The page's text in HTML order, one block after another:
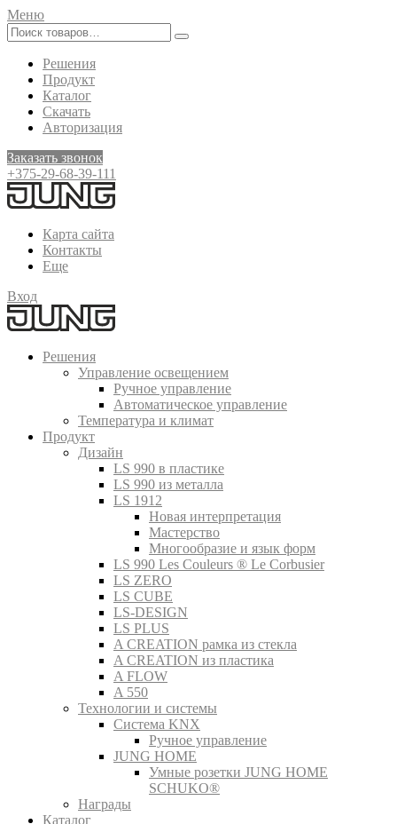
Меню
Решения
Продукт
Каталог
Скачать
Авторизация
Заказать звонок
+375-29-68-39-111
Карта сайта
Контакты
Еще
Вход
Решения
Управление освещением
Ручное управление
Автоматическое управление
Температура и климат
Продукт
Дизайн
LS 990 в пластике
LS 990 из металла
LS 1912
Новая интерпретация
Мастерство
Многообразие и язык форм
LS 990 Les Couleurs ® Le Corbusier
LS ZERO
LS CUBE
LS-DESIGN
LS PLUS
A CREATION рамка из стекла
A CREATION из пластика
A FLOW
A 550
Технологии и системы
Система KNX
Ручное управление
JUNG HOME
Умные розетки JUNG HOME
SCHUKO®
Награды
Каталог